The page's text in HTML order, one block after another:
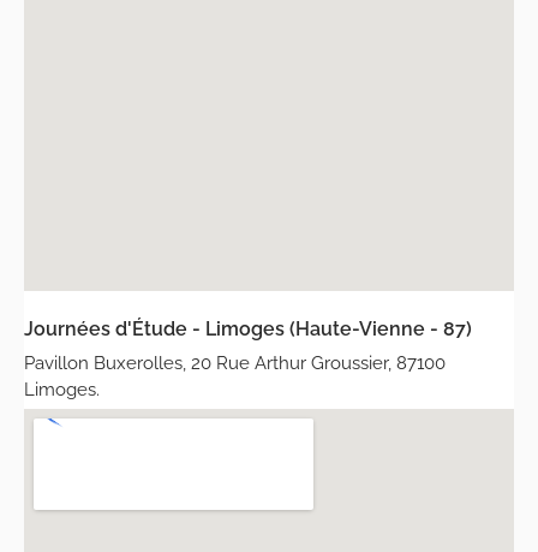
Journées d'Étude - Limoges (Haute-Vienne - 87)
Pavillon Buxerolles, 20 Rue Arthur Groussier, 87100
Limoges.